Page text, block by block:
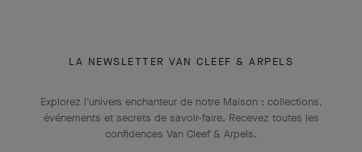
LA NEWSLETTER VAN CLEEF & ARPELS
Explorez l'univers enchanteur de notre Maison : collections,
événements et secrets de savoir-faire. Recevez toutes les
confidences Van Cleef & Arpels​.